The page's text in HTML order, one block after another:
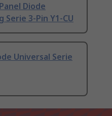
Diode
Serie 3-Pin Y1-CU
Universal Serie